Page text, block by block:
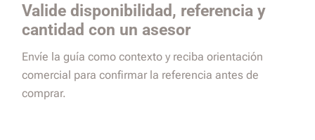
Valide disponibilidad, referencia y
cantidad con un asesor
Envíe la guía como contexto y reciba orientación
comercial para confirmar la referencia antes de
comprar.